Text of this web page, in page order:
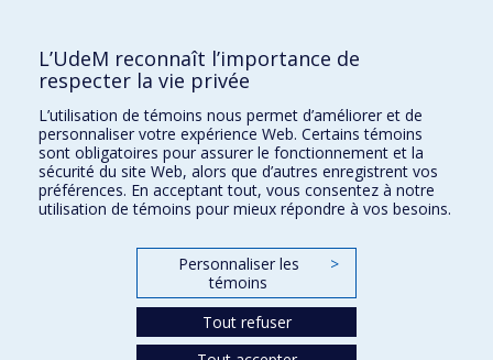
Instagram
Facebook
L’UdeM reconnaît l’importance de
respecter la vie privée
L’utilisation de témoins nous permet d’améliorer et de
personnaliser votre expérience Web. Certains témoins
sont obligatoires pour assurer le fonctionnement et la
sécurité du site Web, alors que d’autres enregistrent vos
préférences. En acceptant tout, vous consentez à notre
utilisation de témoins pour mieux répondre à vos besoins.
Personnaliser les
témoins
>
Tout refuser